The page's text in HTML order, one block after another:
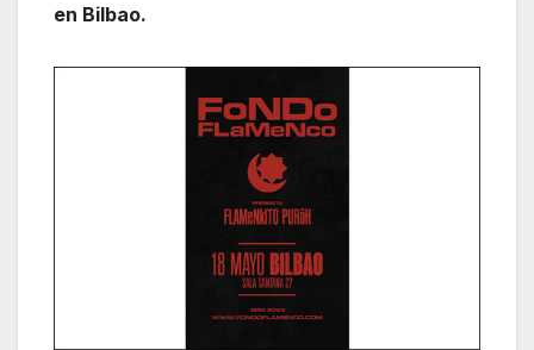
en Bilbao.